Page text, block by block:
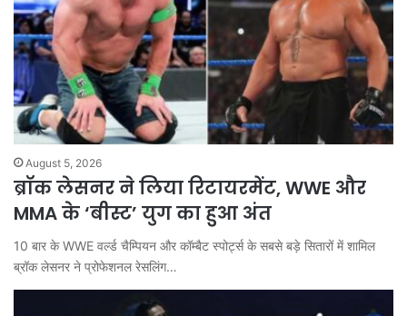
August 5, 2026
ब्रॉक लेसनर ने लिया रिटायरमेंट, WWE और
MMA के ‘बीस्ट’ युग का हुआ अंत
10 बार के WWE वर्ल्ड चैम्प‍ियन और कॉम्बैट स्पोर्ट्स के सबसे बड़े सितारों में शामिल
ब्रॉक लेसनर ने प्रोफेशनल रेसलिंग…